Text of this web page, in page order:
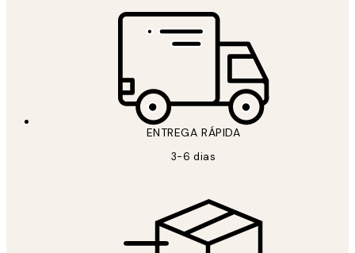
ENTREGA RÁPIDA
3-6 dias